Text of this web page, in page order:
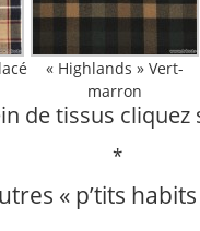
« Highlands » Vert-
marron
de tissus cliquez
*
« p’tits